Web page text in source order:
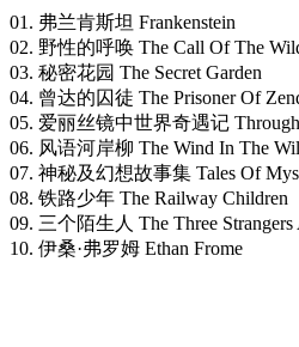
01. 弗兰肯斯坦 Frankenstein
02. 野性的呼唤 The Call Of The
03. 秘密花园 The Secret Garden
04. 曾达的囚徒 The Prisoner Of
05. 爱丽丝镜中世界奇遇记
06. 风语河岸柳 The Wind In The
07. 神秘及幻想故事集 Tales Of
08. 铁路少年 The Railway Children
09. 三个陌生人 The Three Strangers
10. 伊桑·弗罗姆 Ethan Frome